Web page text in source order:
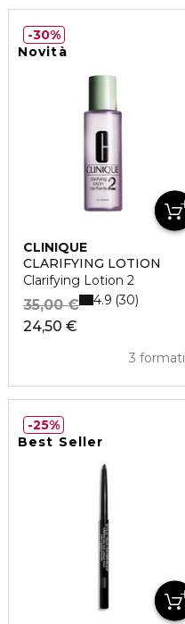
Novità
CLINIQUE
CLARIFYING LOTION
Clarifying Lotion 2
24,50 €
35,00 €
3 formati
4.9 30
30%
Best Seller
25%